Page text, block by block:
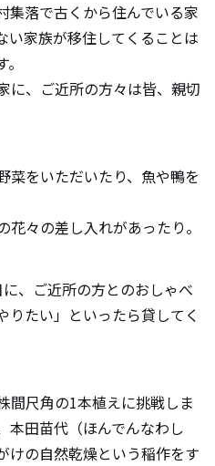
集落で古くから住んでいる家
い家族が移住してくることは
に、ご近所の方々は皆、親切
菜をいただいたり、魚や鴨を
々の差し入れがあったり。
、ご近所の方とのおしゃべ
りたい」といったら貸してく
間尺角の1本植えに挑戦しま
本田苗代（ほんでんなわし
けの自然乾燥という稲作をす